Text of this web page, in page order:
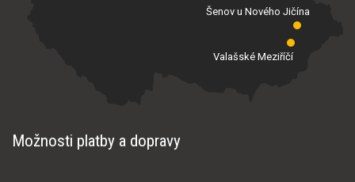
Valašské Meziříčí
Šenov u Nového Jičína
Možnosti platby a dopravy